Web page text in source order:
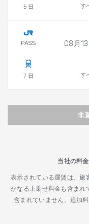
5 日 す
PASS
7 日
08月13
す
非
当社の料
表示されている運賃は、旅
かなる上乗せ料金も含まれ
含まれていません。追加